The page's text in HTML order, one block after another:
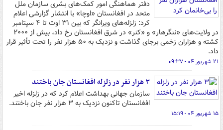
دفتر هماهنگی امور کمک‌های بشری سازمان ملل
متحد در افغانستان «اوچا» با انتشار گزارشی اعلام
کرد: زلزله‌های ویرانگر که بین ۳۱ اوت تا ۴ سپتامبر
در ولایت‌های «ننگرهار» و «کنر» در شرق افغانستان رخ داد، بیش از ۲۰۰۰
کشته و هزاران زخمی برجای گذاشت و نزدیک به ۵۰ هزار نفر را تحت تأثیر قرار
داد.
۲۱ شهریور ۰۴ - ۰۹:۳۷
۳ هزار نفر در زلزله افغانستان جان باختند
سازمان جهانی بهداشت اعلام کرد که در زلزله اخیر
افغانستان تاکنون نزدیک به ۳ هزار نفر جان باختند.
۱۵ شهریور ۰۴ - ۱۵:۱۹